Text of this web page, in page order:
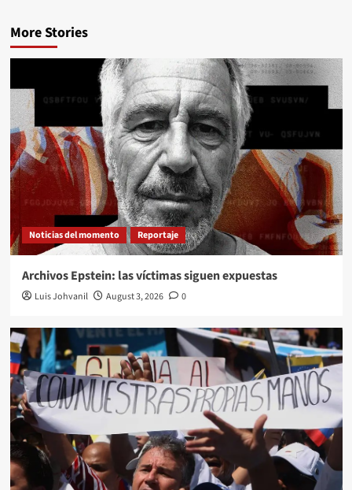
More Stories
Noticias del momento Reportaje
Archivos Epstein: las víctimas siguen expuestas
Luis Johvanil August 3, 2026 0